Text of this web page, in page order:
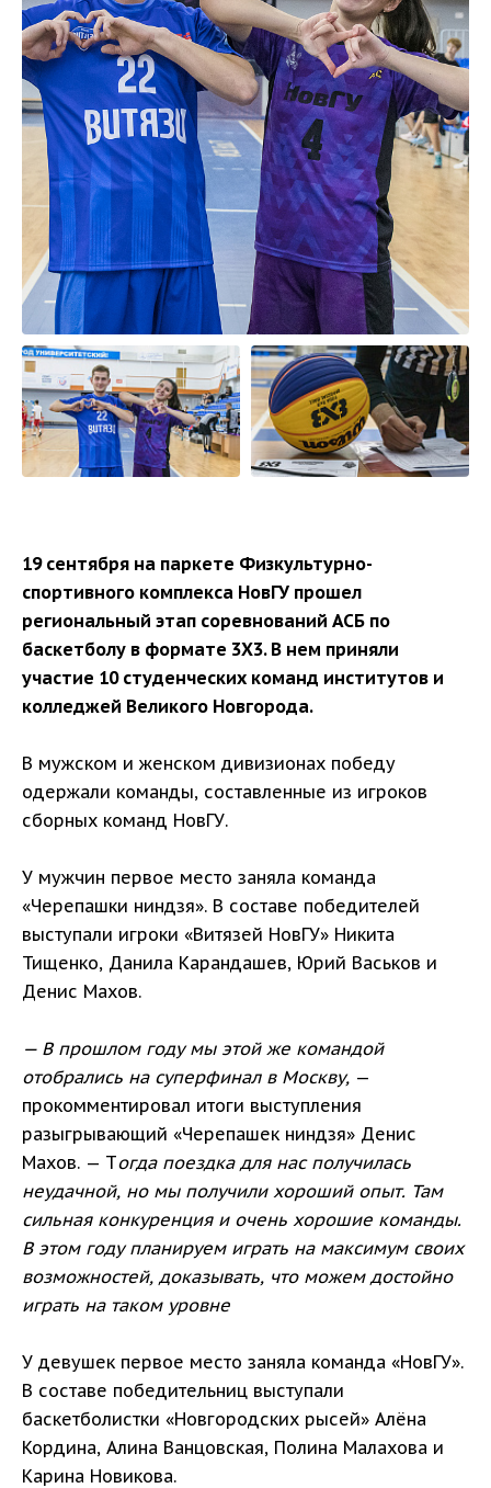
19 сентября на паркете Физкультурно-
спортивного комплекса НовГУ прошел
региональный этап соревнований АСБ по
баскетболу в формате 3Х3. В нем приняли
участие 10 студенческих команд институтов и
колледжей Великого Новгорода.
В мужском и женском дивизионах победу
одержали команды, составленные из игроков
сборных команд НовГУ.
У мужчин первое место заняла команда
«Черепашки ниндзя». В составе победителей
выступали игроки «Витязей НовГУ» Никита
Тищенко, Данила Карандашев, Юрий Васьков и
Денис Махов.
— В прошлом году мы этой же командой
отобрались на суперфинал в Москву, —
прокомментировал итоги выступления
разыгрывающий «Черепашек ниндзя» Денис
Махов. — Тогда поездка для нас получилась
неудачной, но мы получили хороший опыт. Там
сильная конкуренция и очень хорошие команды.
В этом году планируем играть на максимум своих
возможностей, доказывать, что можем достойно
играть на таком уровне
У девушек первое место заняла команда «НовГУ».
В составе победительниц выступали
баскетболистки «Новгородских рысей» Алёна
Кордина, Алина Ванцовская, Полина Малахова и
Карина Новикова.